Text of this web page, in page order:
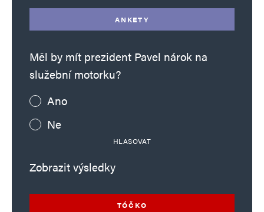
ANKETY
Měl by mít prezident Pavel nárok na
služební motorku?
Ano
Ne
HLASOVAT
Zobrazit výsledky
TÓČKO